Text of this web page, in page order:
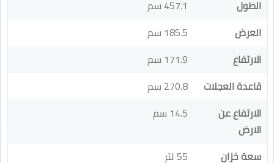
الطول
457.1 سم
العرض
185.5 سم
الارتفاع
171.9 سم
قاعدة العجلات
270.8 سم
الارتفاع عن
الارض
14.5 سم
سعة خزان
55 لتر